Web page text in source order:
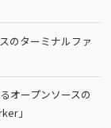
のターミナルファ
オープンソースの
」